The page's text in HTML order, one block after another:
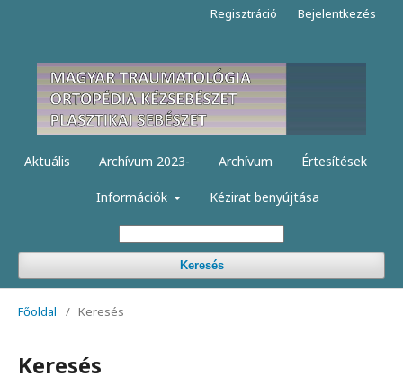
Aktuális Archívum 2023- Archívum Értesítések
Információk Kézirat benyújtása
Keresés
Regisztráció Bejelentkezés
Főoldal / Keresés
Keresés